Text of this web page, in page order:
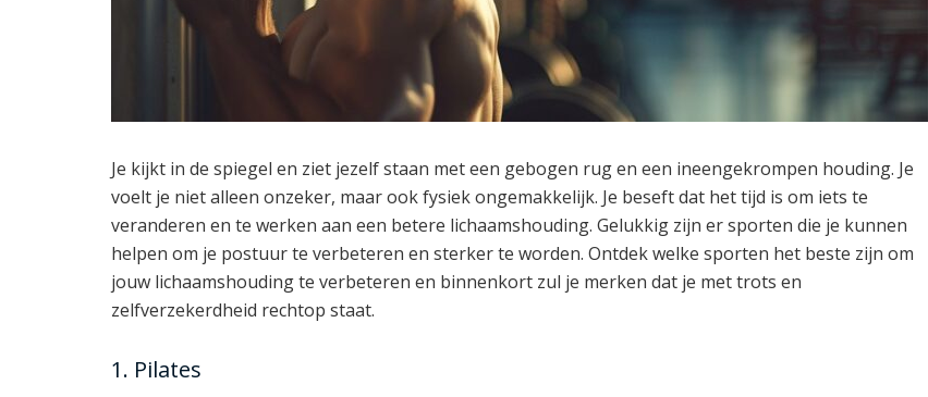
Je kijkt in de spiegel en ziet jezelf staan met een gebogen rug en een ineengekrompen houding. Je
voelt je niet alleen onzeker, maar ook fysiek ongemakkelijk. Je beseft dat het tijd is om iets te
veranderen en te werken aan een betere lichaamshouding. Gelukkig zijn er sporten die je kunnen
helpen om je postuur te verbeteren en sterker te worden. Ontdek welke sporten het beste zijn om
jouw lichaamshouding te verbeteren en binnenkort zul je merken dat je met trots en
zelfverzekerdheid rechtop staat.
1. Pilates